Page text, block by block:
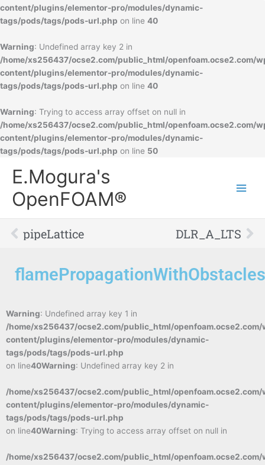
content/plugins/elementor-pro/modules/dynamic-
tags/pods/tags/pods-url.php on line 40
Warning: Undefined array key 2 in
/home/xs256437/ocse2.com/public_html/openfoam.ocse2.com/
content/plugins/elementor-pro/modules/dynamic-
tags/pods/tags/pods-url.php on line 40
Warning: Trying to access array offset on null in
/home/xs256437/ocse2.com/public_html/openfoam.ocse2.com/
content/plugins/elementor-pro/modules/dynamic-
tags/pods/tags/pods-url.php on line 50
E.Mogura's
OpenFOAM®
Prev
pipeLattice DLR_A_LTS
flamePropagationWithObstacles
Warning: Undefined array key 1 in
/home/xs256437/ocse2.com/public_html/openfoam.ocse2.com/
content/plugins/elementor-pro/modules/dynamic-
tags/pods/tags/pods-url.php
on line40Warning: Undefined array key 2 in
/home/xs256437/ocse2.com/public_html/openfoam.ocse2.com/
content/plugins/elementor-pro/modules/dynamic-
tags/pods/tags/pods-url.php
on line40Warning: Trying to access array offset on null in
/home/xs256437/ocse2.com/public_html/openfoam.ocse2.com/